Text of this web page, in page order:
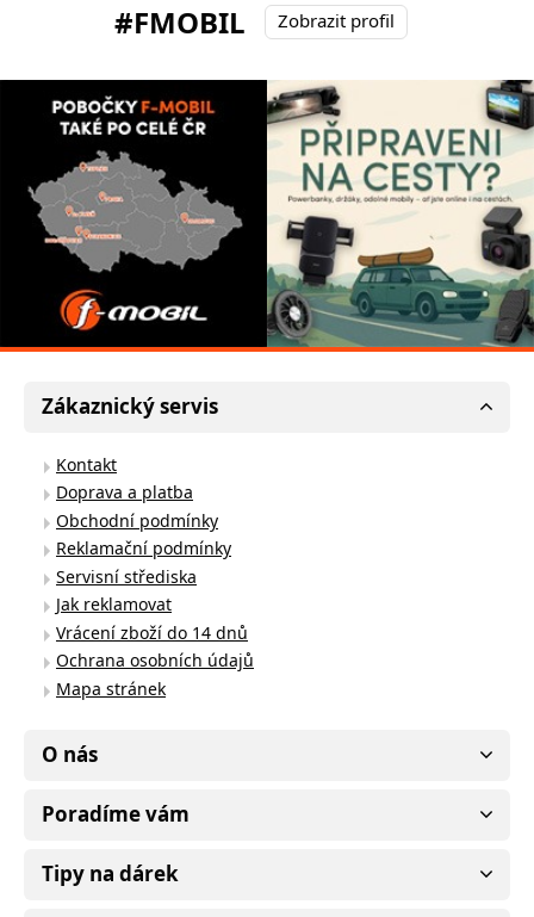
#FMOBIL
Zobrazit profil
Zákaznický servis
Kontakt
Doprava a platba
Obchodní podmínky
Reklamační podmínky
Servisní střediska
Jak reklamovat
Vrácení zboží do 14 dnů
Ochrana osobních údajů
Mapa stránek
O nás
Poradíme vám
Tipy na dárek